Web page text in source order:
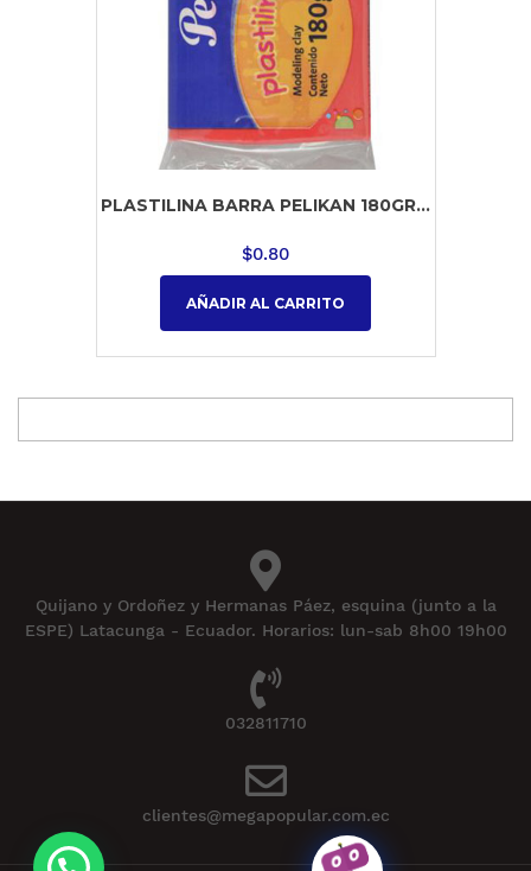
PLASTILINA BARRA PELIKAN 180GR...
$0.80
AÑADIR AL CARRITO
Quijano y Ordoñez y Hermanas Páez, esquina (junto a la
ESPE) Latacunga - Ecuador. Horarios: lun-sab 8h00 19h00
032811710
clientes@megapopular.com.ec